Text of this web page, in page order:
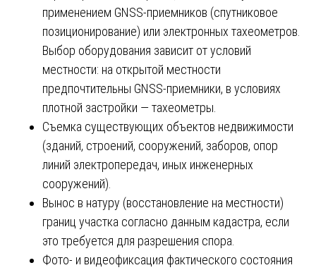
применением GNSS-приемников (спутниковое
позиционирование) или электронных тахеометров.
Выбор оборудования зависит от условий
местности: на открытой местности
предпочтительны GNSS-приемники, в условиях
плотной застройки — тахеометры.
Съемка существующих объектов недвижимости
(зданий, строений, сооружений, заборов, опор
линий электропередач, иных инженерных
сооружений).
Вынос в натуру (восстановление на местности)
границ участка согласно данным кадастра, если
это требуется для разрешения спора.
Фото- и видеофиксация фактического состояния